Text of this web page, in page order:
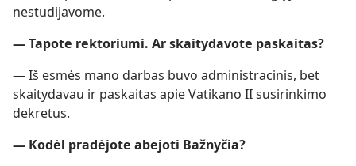
nestudijavome.
— Tapote rektoriumi. Ar skaitydavote paskaitas?
— Iš esmės mano darbas buvo administracinis, bet
skaitydavau ir paskaitas apie Vatikano II susirinkimo
dekretus.
— Kodėl pradėjote abejoti Bažnyčia?